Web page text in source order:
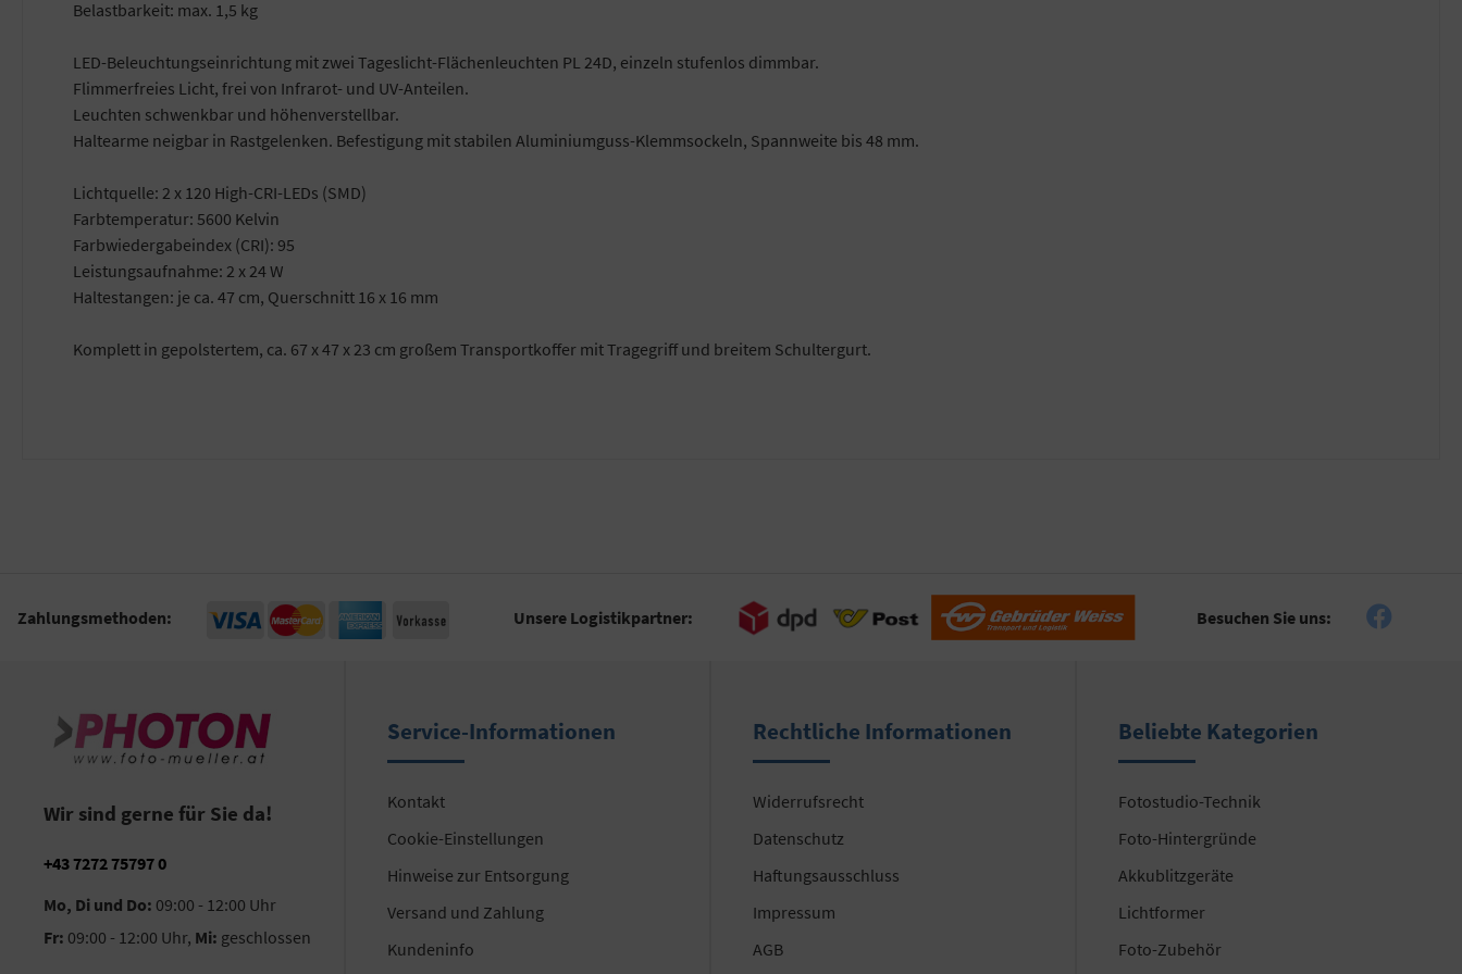
Belastbarkeit: max. 1,5 kg
LED-Beleuchtungseinrichtung mit zwei Tageslicht-Flächenleuchten PL 24D, einzeln stufenlos dimmbar.
Flimmerfreies Licht, frei von Infrarot- und UV-Anteilen.
Leuchten schwenkbar und höhenverstellbar.
Haltearme neigbar in Rastgelenken. Befestigung mit stabilen Aluminiumguss-Klemmsockeln, Spannweite bis 48 mm.
Lichtquelle: 2 x 120 High-CRI-LEDs (SMD)
Farbtemperatur: 5600 Kelvin
Farbwiedergabeindex (CRI): 95
Leistungsaufnahme: 2 x 24 W
Haltestangen: je ca. 47 cm, Querschnitt 16 x 16 mm
Komplett in gepolstertem, ca. 67 x 47 x 23 cm großem Transportkoffer mit Tragegriff und breitem Schultergurt.
Zahlungsmethoden: Unsere Logistikpartner: Besuchen Sie uns:
Wir sind gerne für Sie da!
+43 7272 75797 0
Mo, Di und Do: 09:00 - 12:00 Uhr
Fr: 09:00 - 12:00 Uhr, Mi: geschlossen
Service-Informationen
Kontakt
Cookie-Einstellungen
Hinweise zur Entsorgung
Versand und Zahlung
Kundeninfo
Rechtliche Informationen
Widerrufsrecht
Datenschutz
Haftungsausschluss
Impressum
AGB
Beliebte Kategorien
Fotostudio-Technik
Foto-Hintergründe
Akkublitzgeräte
Lichtformer
Foto-Zubehör